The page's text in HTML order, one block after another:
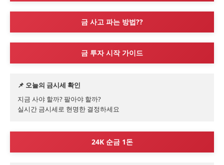
금 사고 파는 방법??
금 투자 시작 가이드
📌 오늘의 금시세 확인
지금 사야 할까? 팔아야 할까?
실시간 금시세로 현명한 결정하세요
24K 순금 1돈